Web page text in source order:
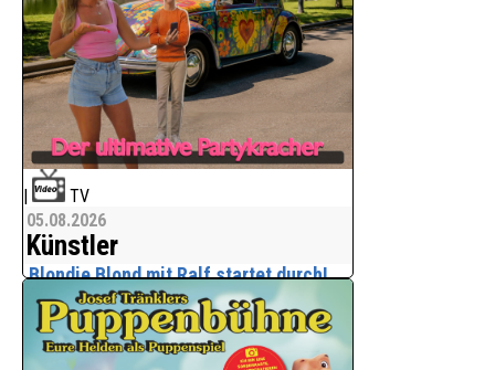
|
TV
05.08.2026
Künstler
Blondie Blond mit Ralf startet durch!
Das Musikprojekt Blondie Blond ist auf
Mallorca gestartet!